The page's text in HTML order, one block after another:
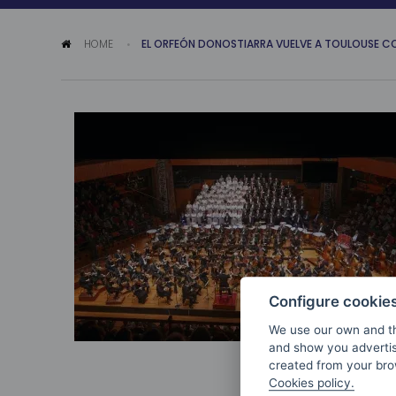
HOME EL ORFEÓN DONOSTIARRA VUELVE A TOULOUSE
Configure
We use our own and
and show you
created from your
Cookies policy.